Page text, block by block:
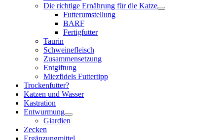
Die richtige Ernährung für die Katze
Futterumstellung
BARF
Fertigfutter
Taurin
Schweinefleisch
Zusammensetzung
Entgiftung
Miezfidels Futtertipp
Trockenfutter?
Katzen und Wasser
Kastration
Entwurmung
Giardien
Zecken
Ergänzungmittel